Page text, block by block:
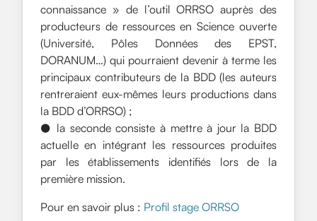
connaissance » de l’outil ORRSO auprès des
producteurs de ressources en Science ouverte
(Université, Pôles Données des EPST,
DORANUM…) qui pourraient devenir à terme les
principaux contributeurs de la BDD (les auteurs
rentreraient eux-mêmes leurs productions dans
la BDD d’ORRSO) ;
● la seconde consiste à mettre à jour la BDD
actuelle en intégrant les ressources produites
par les établissements identifiés lors de la
première mission.
Pour en savoir plus : Profil stage ORRSO